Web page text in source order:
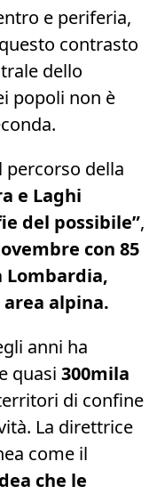
e periferia,
contrasto
dello
popoli non è
percorso della
e Laghi
del possibile”,
con 85
Lombardia,
alpina.
anni ha
quasi 300mila
di confine
La direttrice
come il
che le